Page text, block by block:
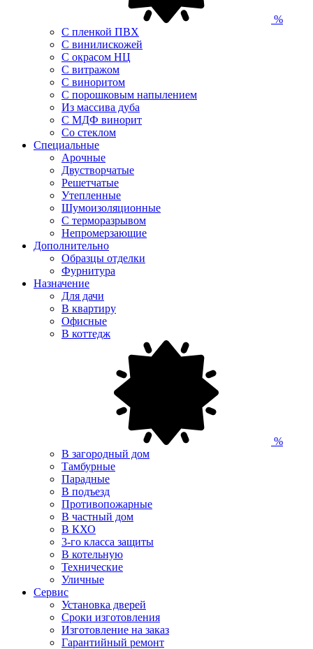
%
С пленкой ПВХ
С винилискожей
С окрасом НЦ
С витражом
С виноритом
С порошковым напылением
Из массива дуба
С МДФ винорит
Со стеклом
Специальные
Арочные
Двустворчатые
Решетчатые
Утепленные
Шумоизоляционные
С терморазрывом
Непромерзающие
Дополнительно
Образцы отделки
Фурнитура
Назначение
Для дачи
В квартиру
Офисные
В коттедж
%
В загородный дом
Тамбурные
Парадные
В подъезд
Противопожарные
В частный дом
В КХО
3-го класса защиты
В котельную
Технические
Уличные
Сервис
Установка дверей
Сроки изготовления
Изготовление на заказ
Гарантийный ремонт